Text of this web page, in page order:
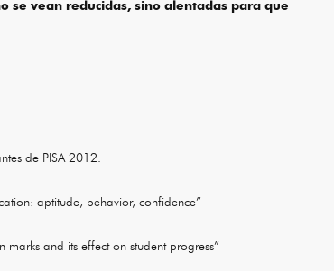
se vean reducidas, sino alentadas para que
de PISA 2012.
aptitude, behavior, confidence”
and its effect on student progress”